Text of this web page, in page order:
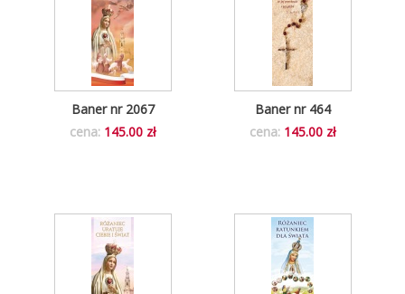
Baner nr 464
cena: 145.00 zł
Baner nr 2067
cena: 145.00 zł